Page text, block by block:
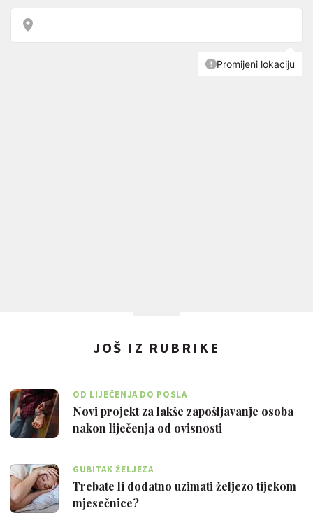
JOŠ IZ RUBRIKE
OD LIJEČENJA DO POSLA
Novi projekt za lakše zapošljavanje osoba
nakon liječenja od ovisnosti
GUBITAK ŽELJEZA
Trebate li dodatno uzimati željezo tijekom
mjesečnice?